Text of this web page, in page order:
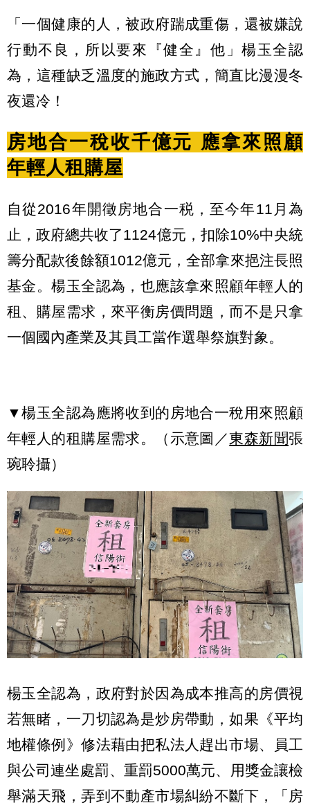
「一個健康的人，被政府踹成重傷，還被嫌說
行動不良，所以要來『健全』他」楊玉全認
為，這種缺乏溫度的施政方式，簡直比漫漫冬
夜還冷！
房地合一稅收千億元 應拿來照顧
年輕人租購屋
自從2016年開徵房地合一税，至今年11月為
止，政府總共收了1124億元，扣除10%中央統
籌分配款後餘額1012億元，全部拿來挹注長照
基金。楊玉全認為，也應該拿來照顧年輕人的
租、購屋需求，來平衡房價問題，而不是只拿
一個國內產業及其員工當作選舉祭旗對象。
▼楊玉全認為應將收到的房地合一稅用來照顧
年輕人的租購屋需求。（示意圖／東森新聞張
琬聆攝）
楊玉全認為，政府對於因為成本推高的房價視
若無睹，一刀切認為是炒房帶動，如果《平均
地權條例》修法藉由把私法人趕出市場、員工
與公司連坐處罰、重罰5000萬元、用獎金讓檢
舉滿天飛，弄到不動產市場糾紛不斷下，「房